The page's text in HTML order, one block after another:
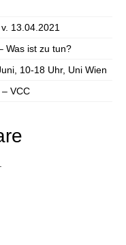
13.04.2021
Was ist zu tun?
10-18 Uhr, Uni Wien
VCC